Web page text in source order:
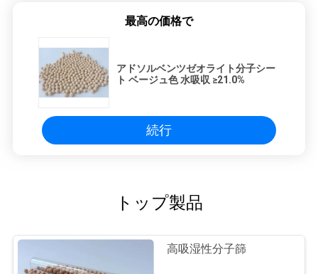
最高の価格で
アドソルベンツゼオライト分子シー
ト ベージュ色 水吸収 ≥21.0%
続行
トップ製品
高吸湿性分子篩